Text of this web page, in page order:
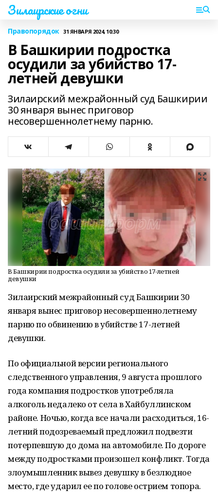
Зилаирские огни
Правопорядок 31 ЯНВАРЯ 2024, 10:30
В Башкирии подростка
осудили за убийство 17-
летней девушки
Зилаирский межрайонный суд Башкирии
30 января вынес приговор
несовершеннолетнему парню.
В Башкирии подростка осудили за убийство 17-летней
девушки
Зилаирский межрайонный суд Башкирии 30
января вынес приговор несовершеннолетнему
парню по обвинению в убийстве 17-летней
девушки.
По официальной версии регионального
следственного управления, 9 августа прошлого
года компания подростков употребляла
алкоголь недалеко от села в Хайбуллинском
районе. Ночью, когда все начали расходиться, 16-
летний подозреваемый предложил подвезти
потерпевшую до дома на автомобиле. По дороге
между подростками произошел конфликт. Тогда
злоумышленник вывез девушку в безлюдное
место, где ударил ее по голове острием топора.